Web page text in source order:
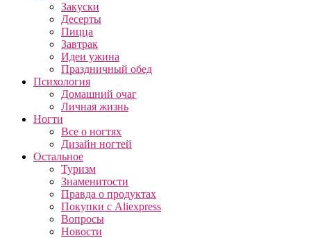
Закуски
Десерты
Пицца
Завтрак
Идеи ужина
Праздничный обед
Психология
Домашний очаг
Личная жизнь
Ногти
Все о ногтях
Дизайн ногтей
Остальное
Туризм
Знаменитости
Правда о продуктах
Покупки с Aliexpress
Вопросы
Новости